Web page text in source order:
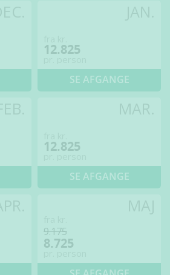
12.825
SE AFGANGE
12.825
SE AFGANGE
9.175
8.725